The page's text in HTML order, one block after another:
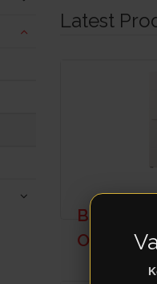
Latest
BENY 2K
OG